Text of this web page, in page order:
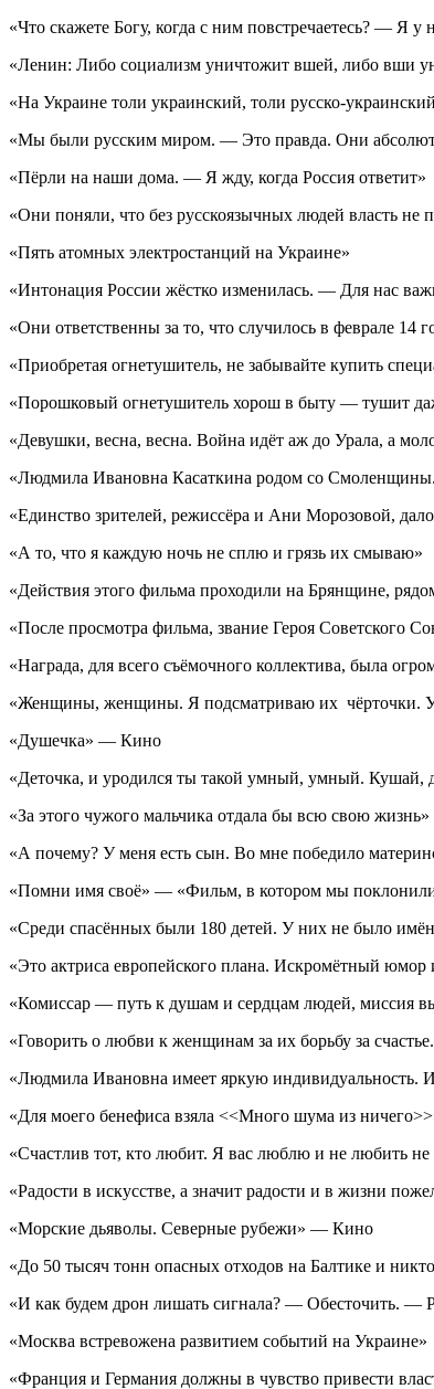
«Что скажете Богу, когда с ним повстречаетесь? — Я
«Ленин: Либо социализм уничтожит вшей, либо вши
«На Украине толи украинский, толи русско-
«Мы были русским миром. — Это правда. Они
«Пёрли на наши дома. — Я жду, когда Россия ответит»
«Они поняли, что без русскоязычных людей власть не
«Пять атомных электростанций на Украине»
«Интонация России жёстко изменилась. — Для нас
«Они ответственны за то, что случилось в феврале 14
«Приобретая огнетушитель, не забывайте купить
«Порошковый огнетушитель хорош в быту — тушит
«Девушки, весна, весна. Война идёт аж до Урала, а
«Людмила Ивановна Касаткина родом со
«Единство зрителей, режиссёра и Ани Морозовой,
«А то, что я каждую ночь не сплю и грязь их смываю»
«Действия этого фильма проходили на Брянщине,
«После просмотра фильма, звание Героя Советского
«Награда, для всего съёмочного коллектива, была
«Женщины, женщины. Я подсматриваю их чёрточки.
«Душечка» — Кино
«Деточка, и уродился ты такой умный, умный. Кушай,
«За этого чужого мальчика отдала бы всю свою жизнь»
«А почему? У меня есть сын. Во мне победило
«Помни имя своё» — «Фильм, в котором мы
«Среди спасённых были 180 детей. У них не было
«Это актриса европейского плана. Искромётный
«Комиссар — путь к душам и сердцам людей, миссия
«Говорить о любви к женщинам за их борьбу за
«Людмила Ивановна имеет яркую индивидуальность.
«Для моего бенефиса взяла <<Много шума из
«Счастлив тот, кто любит. Я вас люблю и не любить
«Радости в искусстве, а значит радости и в жизни
«Морские дьяволы. Северные рубежи» — Кино
«До 50 тысяч тонн опасных отходов на Балтике и
«И как будем дрон лишать сигнала? — Обесточить. —
«Москва встревожена развитием событий на Украине»
«Франция и Германия должны в чувство привести